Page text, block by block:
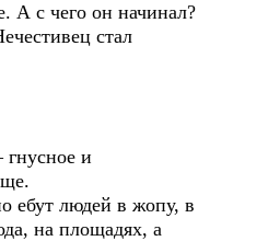
А с чего он начинал?
стал
и
ебут людей в жопу, в
на площадях, а